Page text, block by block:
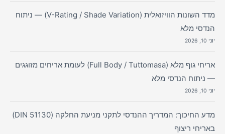
מדד השונות הוויזואלית (V-Rating / Shade Variation) — ניתוח
הנדסי מלא
יוני 10, 2026
אריחי גוף מלא (Full Body / Tuttomasa) לעומת אריחים מזוגגים
— ניתוח הנדסי מלא
יוני 10, 2026
מדע החיכוך: המדריך ההנדסי לתקני מניעת החלקה (DIN 51130)
באריחי ריצוף